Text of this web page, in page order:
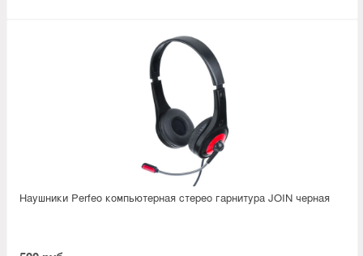
Наушники Perfeo компьютерная стерео гарнитура JOIN черная